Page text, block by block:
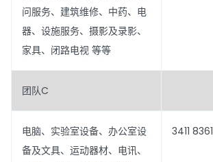
问服务、建筑维修、中药、电
器、设施服务、摄影及录影、
家具、闭路电视 等等
团队C
电脑、实验室设备、办公室设
备及文具、运动器材、电讯、
3411 8361